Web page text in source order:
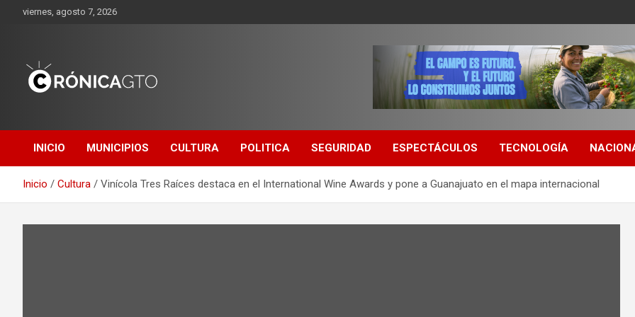
viernes, agosto 7, 2026
GUANAJUATO
INICIO MUNICIPIOS CULTURA POLITICA SEGURIDAD ESPECTÁCULOS TECNOLOGÍA
Inicio Cultura Vinícola Tres Raíces destaca en el International Wine Awards y pone a Guanajuato en el mapa internacional